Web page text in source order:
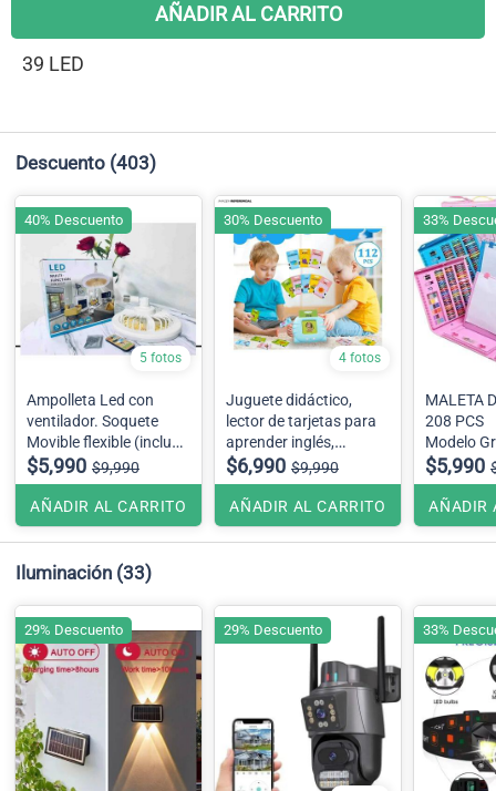
AÑADIR AL CARRITO
39 LED
Descuento (403)
5 fotos
Ampolleta Led con
ventilador. Soquete
Movible flexible (incluye
control remoto)
$5,990 $9,990
AÑADIR AL CARRITO
40% Descuento
4 fotos
Juguete didáctico,
lector de tarjetas para
aprender inglés,
Recargable usb ,
$6,990 $9,990
AÑADIR AL CARRITO
30% Descuento
MALETA DE LÁPICES
208 PCS
Modelo
$5,990
AÑADIR
33%
Iluminación (33)
29% Descuento 29% Descuento 33%